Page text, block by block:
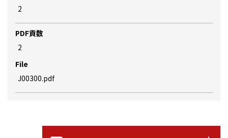
2
PDF貢数
2
File
J00300.pdf